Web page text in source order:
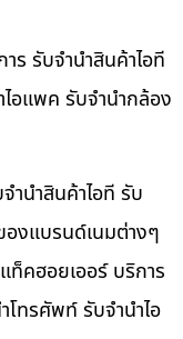
ร รับจำนำสินค้าไอที
อแพค รับจำนำกล้อง
ำนำสินค้าไอที รับ
องแบรนด์เนมต่างๆ
ท็คฮอยเออร์ บริการ
โทรศัพท์ รับจำนำไอ